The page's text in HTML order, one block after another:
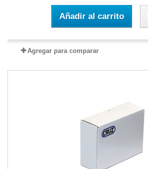
Añadir al carrito
Agregar para comparar